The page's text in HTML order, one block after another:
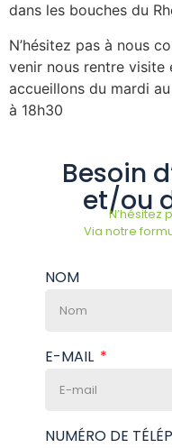
dans les bouches du
N’hésitez pas à nous
venir nous rentre visite
accueillons du mardi
à 18h30
Besoin
et/ou
N’hésitez
Via notre
NOM
E-MAIL
NUMÉRO DE